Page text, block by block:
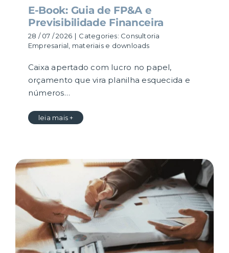
E-Book: Guia de FP&A e
Previsibilidade Financeira
28 / 07 / 2026 | Categories: Consultoria
Empresarial materiais e downloads
Caixa apertado com lucro no papel,
orçamento que vira planilha esquecida e
números…
leia mais +